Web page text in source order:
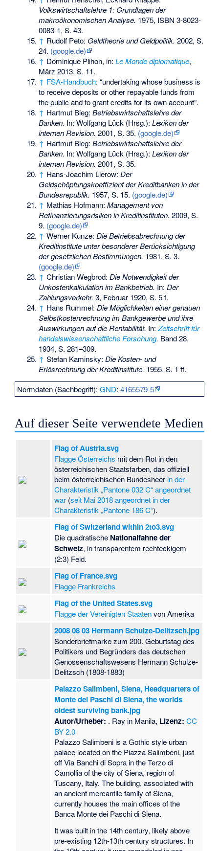
Volkswirtschaftslehre 1: Grundlagen der
makroökonomischen Analyse. 1975, ISBN 3-8023-
0083-1, S. 43.
↑ Rudolf Peto: Geldtheorie und Geldpolitik. 2002, S.
24. (google.de)
↑ Dominique Plihon, in:Le Monde diplomatique,
März 2013, S. 11.
↑ FSA-Handbuch: “undertaking whose business is
to receive deposits or other repayable funds from
the public and to grant credits for its own account”.
↑ Hartmut Bieg:Betriebswirtschaftslehre der
Banken. In: Wolfgang Lück (Hrsg.):Lexikon der
internen Revision. 2001, S. 35. (google.de)
↑ Hartmut Bieg:Betriebswirtschaftslehre der
Banken. In: Wolfgang Lück (Hrsg.):Lexikon der
internen Revision. 2001, S. 35.
↑ Hans-Joachim Lierow:Der
Geldschöpfungskoeffizient der Kreditbanken in der
Bundesrepublik. 1957, S. 15. (google.de)
↑ Mathias Hofmann:Management von
Refinanzierungsrisiken in Kreditinstituten. 2009, S.
9. (google.de)
↑ Werner Kunze:Die Betriebsabrechnung der
Kreditinstitute unter besonderer Berücksichtigung
der gesetzlichen Bestimmungen. 1981, S. 3.
(google.de)
↑ Christian Wegbrod:Die Notwendigkeit der
Unkostenkalkulation im Bankbetrieb. In:Der
Zahlungsverkehr. 3, Februar 1920, S. 5 f.
↑ Hans Rummel:Die Möglichkeiten einer genauen
Selbstkostenrechnung im Bankgewerbe und ihre
Auswirkungen auf die Rentabilität. In:Zeitschrift für
handelswissenschaftliche Forschung. Band 28,
1934, S. 281–309.
↑ Stefan Kaminsky:Die Kosten- und
Erlösrechnung der Kreditinstitute. 1955, S. 1 ff.
Normdaten (Sachbegriff):GND:4165579-5
Auf dieser Seite verwendete Medien
Flag of Austria.svg
Flagge Österreichs mit dem Rot in den
österreichischen Staatsfarben, das offiziell
beim österreichischen Bundesheer in der
Charakteristik „Pantone 032 C“ angeordnet
war (seit Mai 2018 angeordnet in der
Charakteristik „Pantone 186 C“).
Flag of Switzerland within 2to3.svg
Die quadratische Nationalfahne der
Schweiz, in transparentem rechteckigem
(2:3) Feld.
Flag of France.svg
Flagge Frankreichs
Flag of the United States.svg
Flagge der Vereinigten Staatenvon Amerika
2008 08 03 Hermann Schulze-Delitzsch.jpg
Sonderbriefmarke zum 200. Geburtstag des
Politikers und Begründers des deutschen
Genossenschaftswesens Hermann Schulze-
Delitzsch (1808-1883)
Palazzo Salimbeni, Siena, Headquarters of
Monte dei Paschi di Siena, the worlds
oldest surviving bank.jpg
Autor/Urheber: . Ray in Manila, Lizenz: CC
BY 2.0
Palazzo Salimbeni is a Gothic style urban
palace located on the Piazza Salimbeni, just
off Via Banchi di Sopra in the Terzo di
Camollia of the city of Siena, region of
Tuscany, Italy. The building, associated with
an ancient mercantile family of Siena,
currently houses the main offices of the
Banca Monte dei Paschi di Siena.
It was built in the 14th century, likely above
pre-existing 12th-13th century structures. In